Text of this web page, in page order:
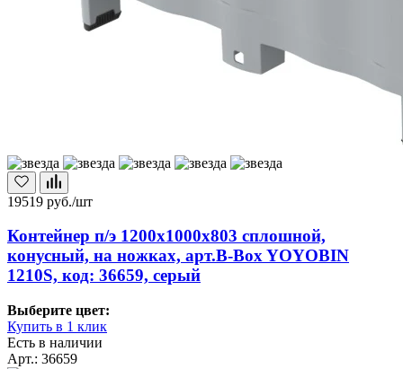
19519 руб./шт
Контейнер п/э 1200х1000х803 сплошной,
конусный, на ножках, арт.B-Box YOYOBIN
1210S, код: 36659, серый
Выберите цвет:
Купить в 1 клик
Есть в наличии
Арт.: 36659